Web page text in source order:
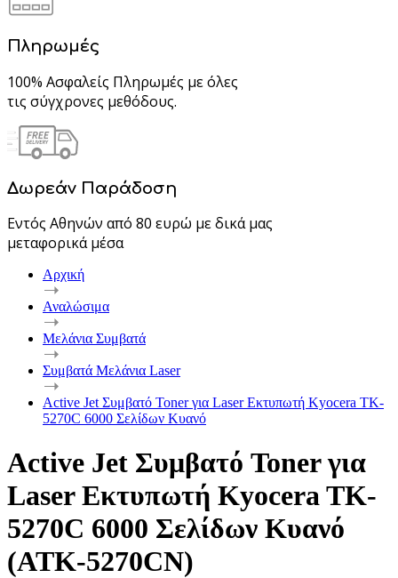
Πληρωμές
100% Ασφαλείς Πληρωμές με όλες
τις σύγχρονες μεθόδους.
Δωρεάν Παράδοση
Εντός Αθηνών από 80 ευρώ με δικά μας
μεταφορικά μέσα
Αρχική
Αναλώσιμα
Μελάνια Συμβατά
Συμβατά Μελάνια Laser
Active Jet Συμβατό Toner για Laser Εκτυπωτή Kyocera TK-
5270C 6000 Σελίδων Κυανό
Active Jet Συμβατό Toner για
Laser Εκτυπωτή Kyocera TK-
5270C 6000 Σελίδων Κυανό
(ATK-5270CN)